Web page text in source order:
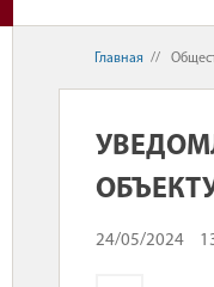
Главная //
24/05/2024